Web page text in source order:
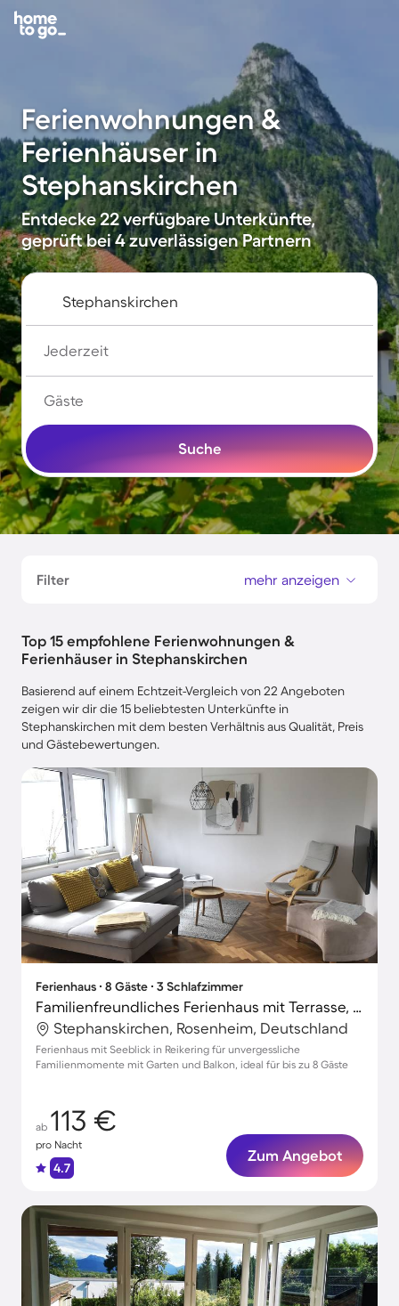
Ferienwohnungen &
Ferienhäuser in
Stephanskirchen
Entdecke 22 verfügbare Unterkünfte,
geprüft bei 4 zuverlässigen Partnern
Jederzeit
Gäste
Suche
Filter mehr anzeigen
Top 15 empfohlene Ferienwohnungen &
Ferienhäuser in Stephanskirchen
Basierend auf einem Echtzeit-Vergleich von 22 Angeboten
zeigen wir dir die 15 beliebtesten Unterkünfte in
Stephanskirchen mit dem besten Verhältnis aus Qualität, Preis
und Gästebewertungen.
Ferienhaus ∙ 8 Gäste ∙ 3 Schlafzimmer
Familienfreundliches Ferienhaus mit Terrasse, Garten und Grill | Seeblick | Perfekt für die Arbeit von Zuhause
Stephanskirchen, Rosenheim, Deutschland
Ferienhaus mit Seeblick in Reikering für unvergessliche
Familienmomente mit Garten und Balkon, ideal für bis zu 8 Gäste
ab 113 €
pro Nacht
4.7
Zum Angebot